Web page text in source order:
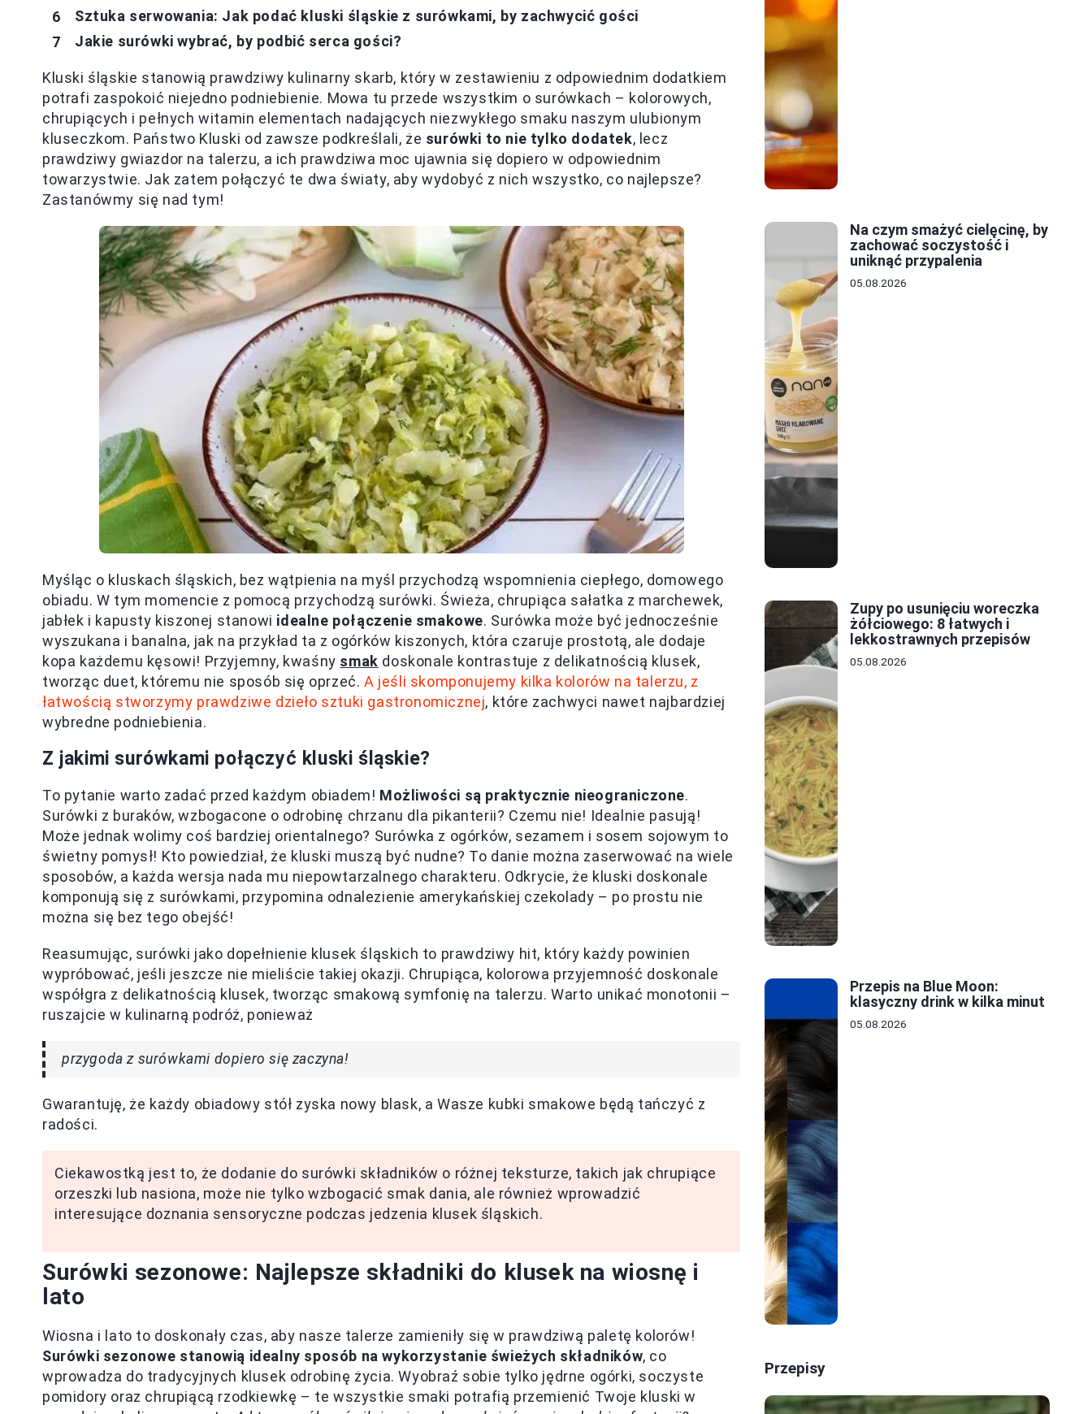
Sztuka serwowania: Jak podać kluski śląskie z surówkami, by zachwycić gości
Jakie surówki wybrać, by podbić serca gości?
Kluski śląskie stanowią prawdziwy kulinarny skarb, który w zestawieniu z odpowiednim dodatkiem
potrafi zaspokoić niejedno podniebienie. Mowa tu przede wszystkim o surówkach – kolorowych,
chrupiących i pełnych witamin elementach nadających niezwykłego smaku naszym ulubionym
kluseczkom. Państwo Kluski od zawsze podkreślali, że surówki to nie tylko dodatek, lecz
prawdziwy gwiazdor na talerzu, a ich prawdziwa moc ujawnia się dopiero w odpowiednim
towarzystwie. Jak zatem połączyć te dwa światy, aby wydobyć z nich wszystko, co najlepsze?
Zastanówmy się nad tym!
Myśląc o kluskach śląskich, bez wątpienia na myśl przychodzą wspomnienia ciepłego, domowego
obiadu. W tym momencie z pomocą przychodzą surówki. Świeża, chrupiąca sałatka z marchewek,
jabłek i kapusty kiszonej stanowi idealne połączenie smakowe. Surówka może być jednocześnie
wyszukana i banalna, jak na przykład ta z ogórków kiszonych, która czaruje prostotą, ale dodaje
kopa każdemu kęsowi! Przyjemny, kwaśny smak doskonale kontrastuje z delikatnością klusek,
tworząc duet, któremu nie sposób się oprzeć.A jeśli skomponujemy kilka kolorów na talerzu, z
łatwością stworzymy prawdziwe dzieło sztuki gastronomicznej, które zachwyci nawet najbardziej
wybredne podniebienia.
Z jakimi surówkami połączyć kluski śląskie?
To pytanie warto zadać przed każdym obiadem! Możliwości są praktycznie nieograniczone.
Surówki z buraków, wzbogacone o odrobinę chrzanu dla pikanterii? Czemu nie! Idealnie pasują!
Może jednak wolimy coś bardziej orientalnego? Surówka z ogórków, sezamem i sosem sojowym to
świetny pomysł! Kto powiedział, że kluski muszą być nudne? To danie można zaserwować na wiele
sposobów, a każda wersja nada mu niepowtarzalnego charakteru. Odkrycie, że kluski doskonale
komponują się z surówkami, przypomina odnalezienie amerykańskiej czekolady – po prostu nie
można się bez tego obejść!
Reasumując, surówki jako dopełnienie klusek śląskich to prawdziwy hit, który każdy powinien
wypróbować, jeśli jeszcze nie mieliście takiej okazji. Chrupiąca, kolorowa przyjemność doskonale
współgra z delikatnością klusek, tworząc smakową symfonię na talerzu. Warto unikać monotonii –
ruszajcie w kulinarną podróż, ponieważ
przygoda z surówkami dopiero się zaczyna!
Gwarantuję, że każdy obiadowy stół zyska nowy blask, a Wasze kubki smakowe będą tańczyć z
radości.
Ciekawostką jest to, że dodanie do surówki składników o różnej teksturze, takich jak chrupiące
orzeszki lub nasiona, może nie tylko wzbogacić smak dania, ale również wprowadzić
interesujące doznania sensoryczne podczas jedzenia klusek śląskich.
Surówki sezonowe: Najlepsze składniki do klusek na wiosnę i
lato
Wiosna i lato to doskonały czas, aby nasze talerze zamieniły się w prawdziwą paletę kolorów!
Surówki sezonowe stanowią idealny sposób na wykorzystanie świeżych składników, co
wprowadza do tradycyjnych klusek odrobinę życia. Wyobraź sobie tylko jędrne ogórki, soczyste
pomidory oraz chrupiącą rzodkiewkę – te wszystkie smaki potrafią przemienić Twoje kluski w
Na czym smażyć cielęcinę, by
zachować soczystość i
uniknąć przypalenia
05.08.2026
Zupy po usunięciu woreczka
żółciowego: 8 łatwych i
lekkostrawnych przepisów
05.08.2026
Przepis na Blue Moon:
klasyczny drink w kilka minut
05.08.2026
Przepisy